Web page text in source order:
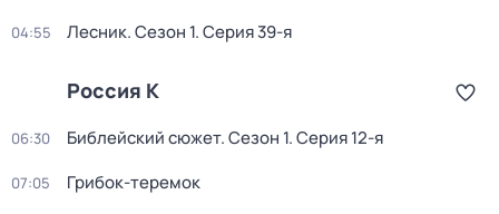
04:55 Лесник. Сезон 1. Серия 39-я
Россия К
06:30 Библейский сюжет. Сезон 1. Серия 12-я
07:05 Грибок-теремок